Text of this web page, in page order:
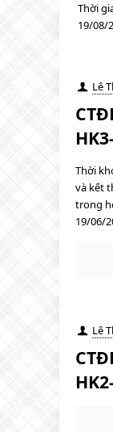
Thời
19/08/
Lê
Thời
và kết
trong
19/06/
Lê